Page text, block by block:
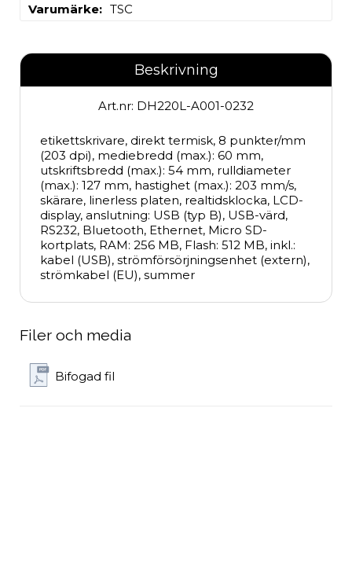
Varumärke
TSC
Beskrivning
Art.nr: DH220L-A001-0232
etikettskrivare, direkt termisk, 8 punkter/mm
(203 dpi), mediebredd (max.): 60 mm,
utskriftsbredd (max.): 54 mm, rulldiameter
(max.): 127 mm, hastighet (max.): 203 mm/s,
skärare, linerless platen, realtidsklocka, LCD-
display, anslutning: USB (typ B), USB-värd,
RS232, Bluetooth, Ethernet, Micro SD-
kortplats, RAM: 256 MB, Flash: 512 MB, inkl.:
kabel (USB), strömförsörjningsenhet (extern),
strömkabel (EU), summer
Filer och media
Bifogad fil